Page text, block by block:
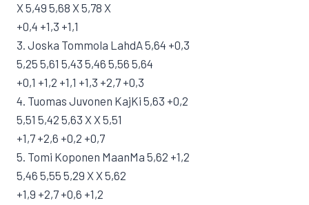
X 5,49 5,68 X 5,78 X
+0,4 +1,3 +1,1
3. Joska Tommola LahdA 5,64 +0,3
5,25 5,61 5,43 5,46 5,56 5,64
+0,1 +1,2 +1,1 +1,3 +2,7 +0,3
4. Tuomas Juvonen KajKi 5,63 +0,2
5,51 5,42 5,63 X X 5,51
+1,7 +2,6 +0,2 +0,7
5. Tomi Koponen MaanMa 5,62 +1,2
5,46 5,55 5,29 X X 5,62
+1,9 +2,7 +0,6 +1,2